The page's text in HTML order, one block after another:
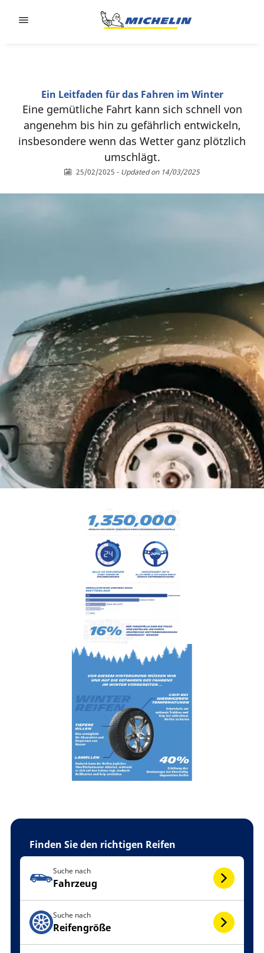
Ein Leitfaden für das Fahren im Winter
Eine gemütliche Fahrt kann sich schnell von
angenehm bis hin zu gefährlich entwickeln,
insbesondere wenn das Wetter ganz plötzlich
umschlägt.
25/02/2025 - Updated on 14/03/2025
Finden Sie den richtigen Reifen
Suche nach
Fahrzeug
Suche nach
Reifengröße